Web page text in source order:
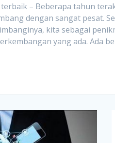
– Beberapa tahun
dengan sangat pesat.
kita sebagai
yang ada. Ada